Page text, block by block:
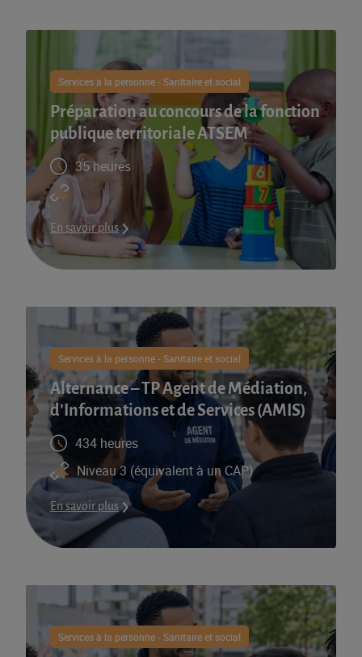
Services à la personne - Sanitaire et social
Préparation au concours de la fonction
publique territoriale ATSEM
35 heures
En savoir plus
Services à la personne - Sanitaire et social
Alternance – TP Agent de Médiation,
d’Informations et de Services (AMIS)​
434 heures
Niveau 3 (équivalent à un CAP)
En savoir plus
Services à la personne - Sanitaire et social